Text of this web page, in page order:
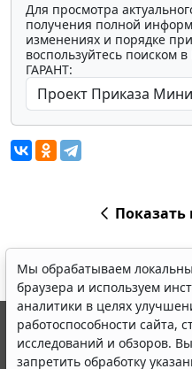
Для просмотра
получения полной
изменениях и порядке
воспользуйтесь поиском
ГАРАНТ:
Показать
Мы обрабатываем
браузера и используем
аналитики в целях
работоспособности сайта,
исследований и обзоров.
запретить обработку
© ООО "НПП "ГАРАНТ-
выпускается с 1990 года.